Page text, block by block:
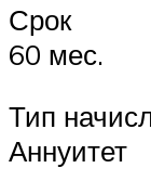
Срок
60 мес.
Тип
Аннуитет